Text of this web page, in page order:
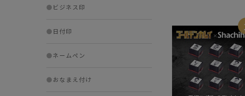
● ビジネス印
● 日付印
●ネームペン
●おなまえ付け